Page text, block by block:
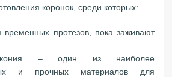
коронок, среди которых:
временных протезов, пока заживают
– один из наиболее
и прочных материалов для